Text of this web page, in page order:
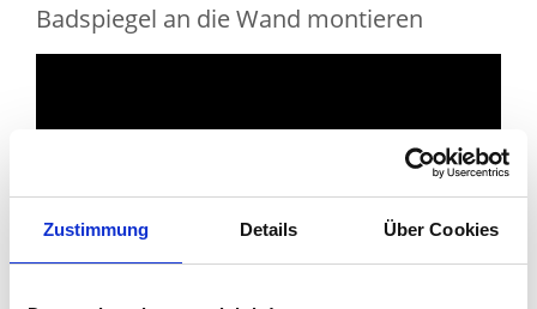
Zustimmung Details Über Cookies
Badspiegel an die Wand montieren